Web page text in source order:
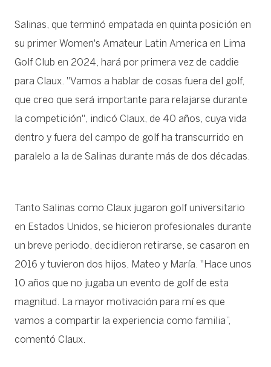
Salinas, que terminó empatada en quinta posición en
su primer Women's Amateur Latin America en Lima
Golf Club en 2024, hará por primera vez de caddie
para Claux. "Vamos a hablar de cosas fuera del golf,
que creo que será importante para relajarse durante
la competición", indicó Claux, de 40 años, cuya vida
dentro y fuera del campo de golf ha transcurrido en
paralelo a la de Salinas durante más de dos décadas.
Tanto Salinas como Claux jugaron golf universitario
en Estados Unidos, se hicieron profesionales durante
un breve periodo, decidieron retirarse, se casaron en
2016 y tuvieron dos hijos, Mateo y María. "Hace unos
10 años que no jugaba un evento de golf de esta
magnitud. La mayor motivación para mí es que
vamos a compartir la experiencia como familia”,
comentó Claux.